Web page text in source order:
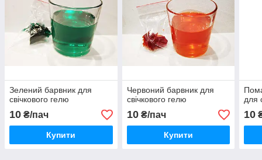
Зелений барвник для
свічкового гелю
10 ₴/пач
Купити
Червоний барвник для
свічкового гелю
10₴/пач
Купити
для
10